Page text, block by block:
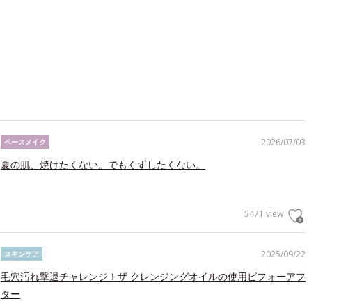
2026/07/03
ベースメイク
夏の肌、焼けたくない。でもくずしたくない。
5471 view
2025/09/22
スキンケア
毛穴汚れ撃退チャレンジ！ザ クレンジングオイルの使用ビフォーアフ
ター